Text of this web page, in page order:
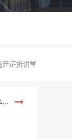
廷征拆讲堂
...